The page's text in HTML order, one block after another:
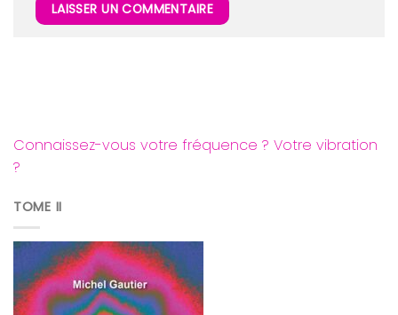
Connaissez-vous votre fréquence ? Votre vibration
?
TOME II